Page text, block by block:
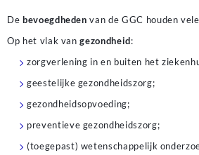
De bevoegdheden van de GGC houden
Op het vlak vangezondheid:
zorgverlening in en buiten het
geestelijke gezondheidszorg;
gezondheidsopvoeding;
preventieve gezondheidszorg;
(toegepast) wetenschappelijk